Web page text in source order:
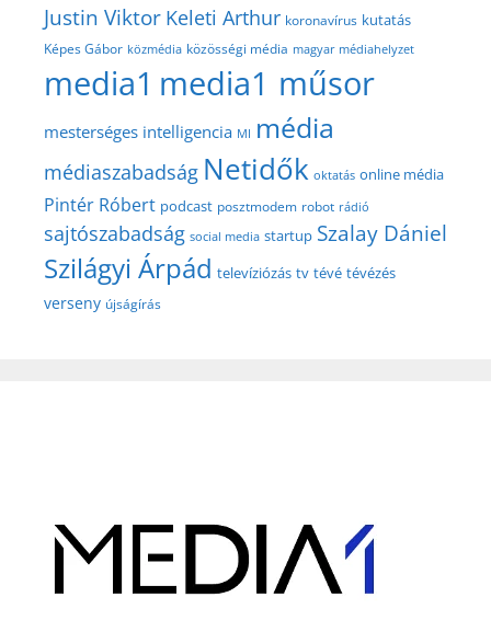
Justin Viktor Keleti Arthur koronavírus kutatás
Képes Gábor közmédia közösségi média magyar médiahelyzet
media1 media1 műsor
mesterséges intelligencia MI média
médiaszabadság Netidők oktatás online média
Pintér Róbert podcast posztmodem robot rádió
sajtószabadság social media startup Szalay Dániel
Szilágyi Árpád televíziózás tv tévé tévézés
verseny újságírás